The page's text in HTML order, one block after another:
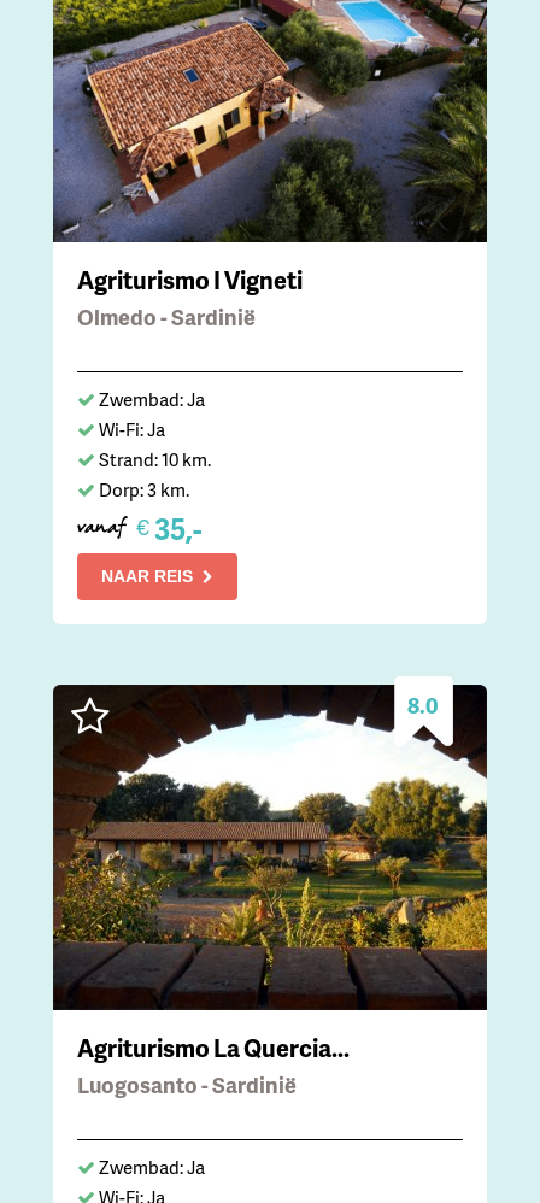
Agriturismo I Vigneti
Olmedo - Sardinië
Zwembad: Ja
Wi-Fi: Ja
Strand: 10 km.
Dorp: 3 km.
vanaf €35,-
NAAR REIS
8.0
Agriturismo La Quercia...
Luogosanto - Sardinië
Zwembad: Ja
Wi-Fi: Ja